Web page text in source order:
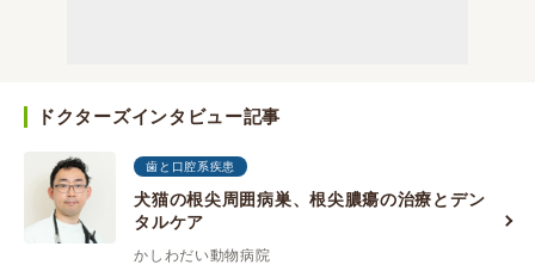
ドクターズインタビュー記事
歯と口腔系疾患
犬猫の根尖周囲病巣、根尖膿瘍の治療とデン
タルケア
かしわだい動物病院